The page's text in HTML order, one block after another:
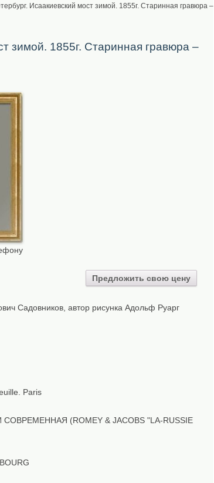
Исаакиевский мост зимой. 1855г. Старинная гравюра –
зимой. 1855г. Старинная гравюра –
Предложить свою цену
Садовников, автор рисунка Адольф Руарг
Paris
(ROMEY & JACOBS "LA-RUSSIE